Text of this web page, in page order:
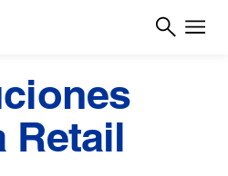
Retail